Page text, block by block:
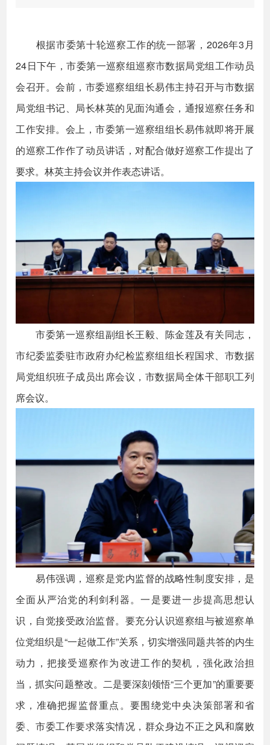
根据市委第十轮巡察工作的统一部署，2026年3月
24日下午，市委第一巡察组巡察市数据局党组工作动员
会召开。会前，市委巡察组组长易伟主持召开与市数据
局党组书记、局长林英的见面沟通会，通报巡察任务和
工作安排。会上，市委第一巡察组组长易伟就即将开展
的巡察工作作了动员讲话，对配合做好巡察工作提出了
要求。林英主持会议并作表态讲话。
市委第一巡察组副组长王毅、陈金莲及有关同志，
市纪委监委驻市政府办纪检监察组组长程国求、市数据
局党组织班子成员出席会议，市数据局全体干部职工列
席会议。
易伟强调，巡察是党内监督的战略性制度安排，是
全面从严治党的利剑利器。一是要进一步提高思想认
识，自觉接受政治监督。要充分认识巡察组与被巡察单
位党组织是“一起做工作”关系，切实增强同题共答的内生
动力，把接受巡察作为改进工作的契机，强化政治担
当，抓实问题整改。二是要深刻领悟“三个更加”的重要要
求，准确把握监督重点。要围绕党中央决策部署和省
委、市委工作要求落实情况，群众身边不正之风和腐败